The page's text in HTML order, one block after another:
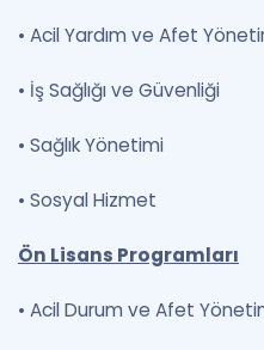
• Acil Yardım ve Afet
• İş Sağlığı ve Güvenliği
• Sağlık Yönetimi
• Sosyal Hizmet
Ön Lisans Programları
• Acil Durum ve Afet